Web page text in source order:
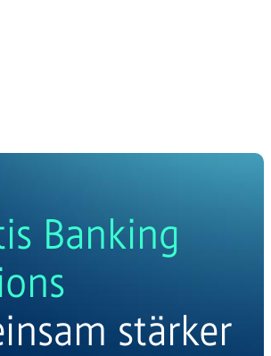
Banking
stärker